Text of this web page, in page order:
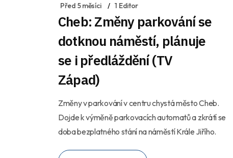
Před 5 měsíci 1 Editor
Cheb: Změny parkování se
dotknou náměstí, plánuje
se i předláždění (TV
Západ)
Změny v parkování v centru chystá město Cheb.
Dojde k výměně parkovacích automatů a zkrátí se
doba bezplatného stání na náměstí Krále Jiřího.